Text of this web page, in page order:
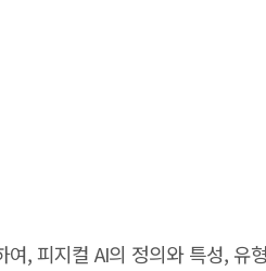
tools toward AI-
between incumbent firms
, 피지컬 AI의 정의와 특성,